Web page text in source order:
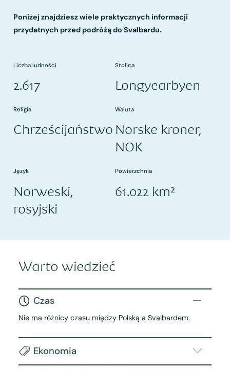
Poniżej znajdziesz wiele praktycznych informacji
przydatnych przed podróżą do Svalbardu.
Liczba ludności
2.617
Stolica
Longyearbyen
Religia
Chrześcijaństwo
Waluta
Norske kroner,
NOK
Język
Norweski,
rosyjski
Powierzchnia
61.022 km²
Warto wiedzieć
Czas
Nie ma różnicy czasu między Polską a Svalbardem.
Ekonomia